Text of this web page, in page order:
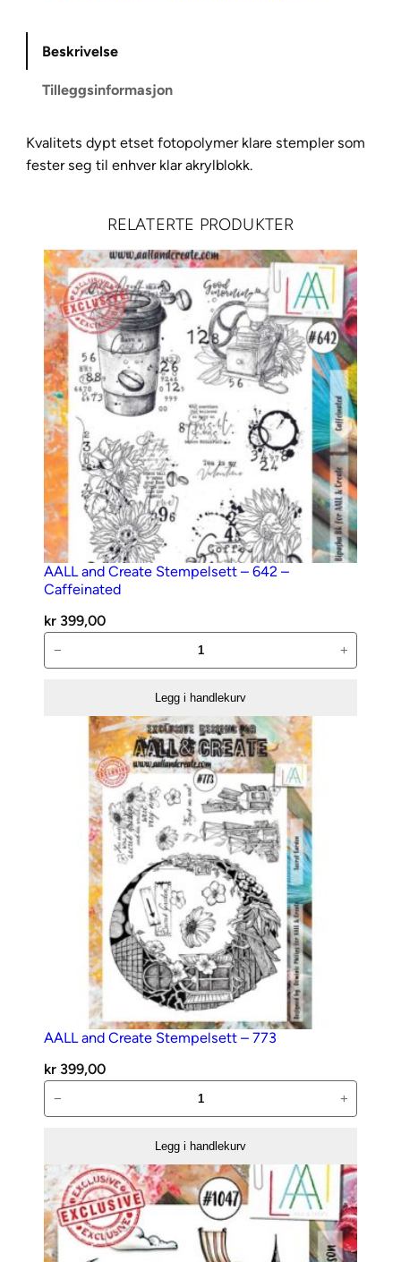
C
t
e
m
p
e
l
s
e
t
t
–
7
7
2
a
n
t
a
l
l
Beskrivelse
Tilleggsinformasjon
Kvalitets dypt etset fotopolymer klare stempler som
fester seg til enhver klar akrylblokk.
RELATERTE PRODUKTER
AALL and Create Stempelsett – 642 –
Caffeinated
kr 399,00
and
Caffeinated
− +
Legg i handlekurv
AALL and Create Stempelsett – 773
kr 399,00
and
–
773
antall
− +
Legg i handlekurv